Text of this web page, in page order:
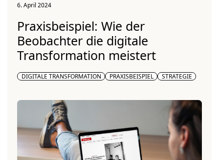
6. April 2024
Praxisbeispiel: Wie der
Beobachter die digitale
Transformation meistert
DIGITALE TRANSFORMATION PRAXISBEISPIEL STRATEGIE